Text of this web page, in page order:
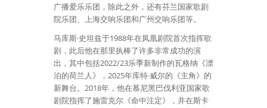
广播爱乐乐团，除此之外，还有芬兰国家歌剧
院乐团、上海交响乐团和广州交响乐团等。
马库斯·史坦兹于1988年在凤凰剧院首次指挥歌
剧，此后他在那里执棒了许多非常成功的演
出，其中包括2022/23乐季新制作的瓦格纳《漂
泊的荷兰人》，2025年库特·威尔的《主角》的
新舞台。2018年，他在慕尼黑巴伐利亚国家歌
剧院指挥了施雷克尔《命中注定》，并在斯卡